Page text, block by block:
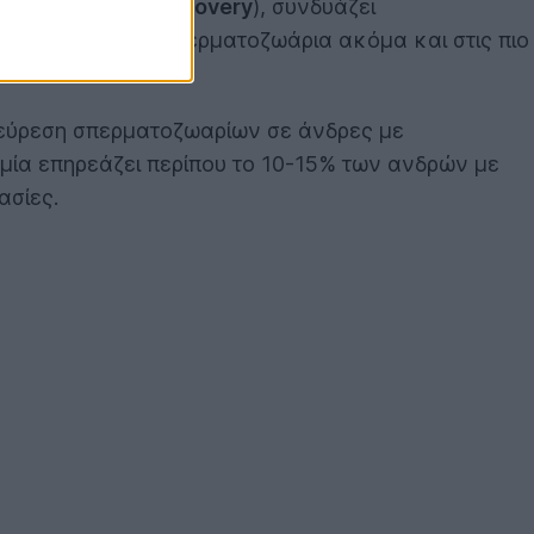
Tracking and Recovery), συνδυάζει
βιώσιμα σπερματοζωάρια ακόμα και στις πιο
σπερματοζωαρίων σε άνδρες με
επηρεάζει περίπου το 10-15% των ανδρών με